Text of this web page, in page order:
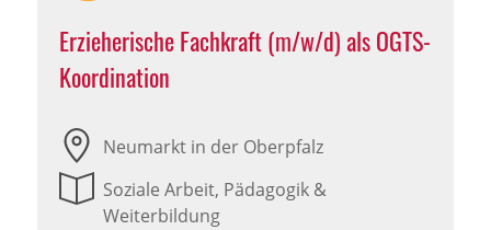
Erzieherische Fachkraft (m/w/d) als OGTS-
Koordination
Neumarkt in der Oberpfalz
Soziale Arbeit, Pädagogik &
Weiterbildung